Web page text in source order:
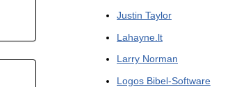
Justin Taylor
Lahayne.lt
Larry Norman
Logos Bibel-Software